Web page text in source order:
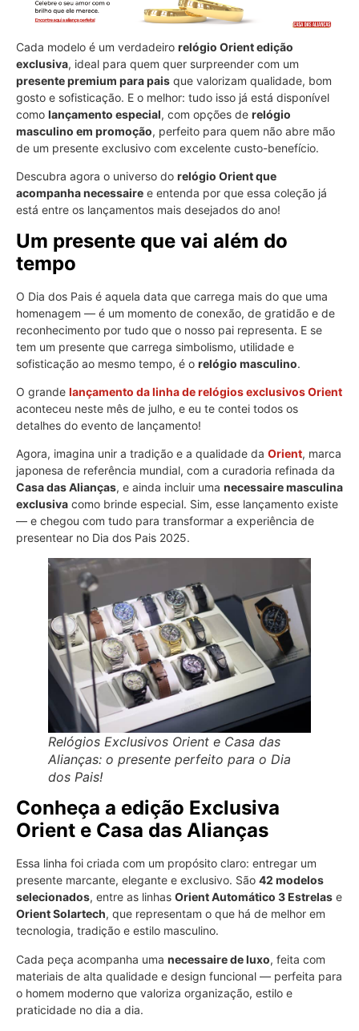
Cada modelo é um verdadeiro relógio Orient edição
exclusiva, ideal para quem quer surpreender com um
presente premium para pais que valorizam qualidade, bom
gosto e sofisticação. E o melhor: tudo isso já está disponível
como lançamento especial, com opções de relógio
masculino em promoção, perfeito para quem não abre mão
de um presente exclusivo com excelente custo-benefício.
Descubra agora o universo do relógio Orient que
acompanha necessaire e entenda por que essa coleção já
está entre os lançamentos mais desejados do ano!
Um presente que vai além do
tempo
O Dia dos Pais é aquela data que carrega mais do que uma
homenagem — é um momento de conexão, de gratidão e de
reconhecimento por tudo que o nosso pai representa. E se
tem um presente que carrega simbolismo, utilidade e
sofisticação ao mesmo tempo, é o relógio masculino.
O grande lançamento da linha de relógios exclusivos Orient
aconteceu neste mês de julho, e eu te contei todos os
detalhes do evento de lançamento!
Agora, imagina unir a tradição e a qualidade da Orient, marca
japonesa de referência mundial, com a curadoria refinada da
Casa das Alianças, e ainda incluir uma necessaire masculina
exclusiva como brinde especial. Sim, esse lançamento existe
— e chegou com tudo para transformar a experiência de
presentear no Dia dos Pais 2025.
Relógios Exclusivos Orient e Casa das
Alianças: o presente perfeito para o Dia
dos Pais!
Conheça a edição Exclusiva
Orient e Casa das Alianças
Essa linha foi criada com um propósito claro: entregar um
presente marcante, elegante e exclusivo. São 42 modelos
selecionados, entre as linhas Orient Automático 3 Estrelas e
Orient Solartech, que representam o que há de melhor em
tecnologia, tradição e estilo masculino.
Cada peça acompanha uma necessaire de luxo, feita com
materiais de alta qualidade e design funcional — perfeita para
o homem moderno que valoriza organização, estilo e
praticidade no dia a dia.